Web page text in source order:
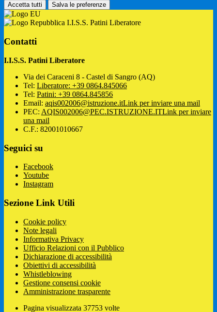
Accetta tutti Salva le preferenze
I.I.S.S. Patini Liberatore
Contatti
I.I.S.S. Patini Liberatore
Via dei Caraceni 8 - Castel di Sangro (AQ)
Tel: Liberatore: +39 0864.845066
Tel: Patini: +39 0864.845856
Email: aqis002006@istruzione.itLink per inviare una mail
PEC: AQIS002006@PEC.ISTRUZIONE.ITLink per inviare
una mail
C.F.: 82001010667
Seguici su
Facebook
Youtube
Instagram
Sezione Link Utili
Cookie policy
Note legali
Informativa Privacy
Ufficio Relazioni con il Pubblico
Dichiarazione di accessibilità
Obiettivi di accessibilità
Whistleblowing
Gestione consensi cookie
Amministrazione trasparente
Pagina visualizzata 37753 volte